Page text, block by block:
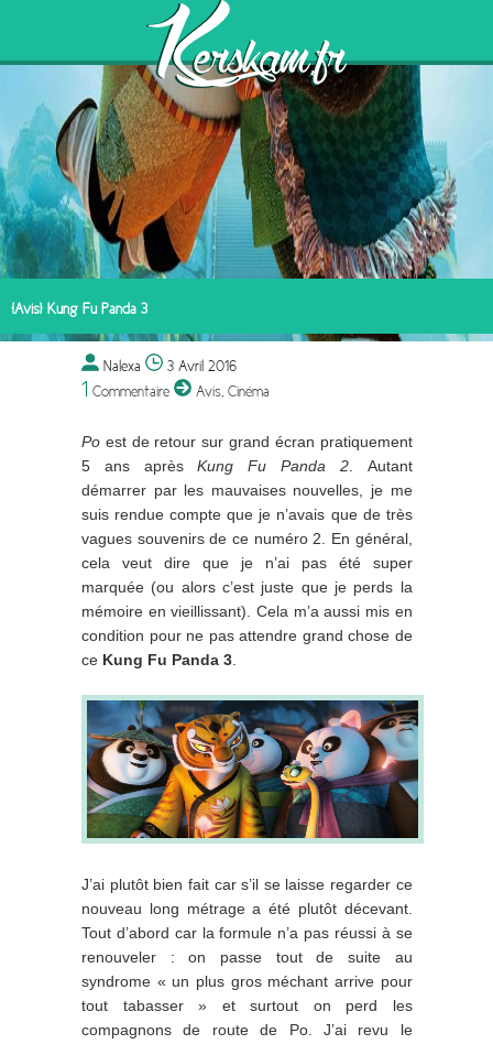
[Avis] Kung Fu Panda 3
Nalexa 3 Avril 2016
1 Commentaire Avis Cinéma
Po est de retour sur grand écran pratiquement
5 ans aprèsKung Fu Panda 2. Autant
démarrer par les mauvaises nouvelles, je me
suis rendue compte que je n’avais que de très
vagues souvenirs de ce numéro 2. En général,
cela veut dire que je n’ai pas été super
marquée (ou alors c’est juste que je perds la
mémoire en vieillissant). Cela m’a aussi mis en
condition pour ne pas attendre grand chose de
ce Kung Fu Panda 3.
J’ai plutôt bien fait car s’il se laisse regarder ce
nouveau long métrage a été plutôt décevant.
Tout d’abord car la formule n’a pas réussi à se
renouveler : on passe tout de suite au
syndrome « un plus gros méchant arrive pour
tout tabasser » et surtout on perd les
compagnons de route de Po. J’ai revu le